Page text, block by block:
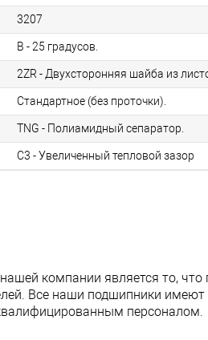
3207
В - 25 градусов.
2ZR - Двухсторонняя шайба из
Стандартное (без проточки).
TNG - Полиамидный сепаратор.
С3 - Увеличенный тепловой зазор
компании является то,
Все наши подшипники имеют
персоналом.